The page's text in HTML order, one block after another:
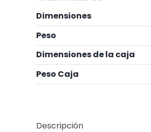
Dimensiones
Peso
Dimensiones de la caja
Peso Caja
Descripción